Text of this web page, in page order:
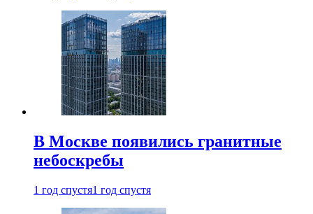
В Москве появились гранитные
небоскребы
1 год спустя1 год спустя